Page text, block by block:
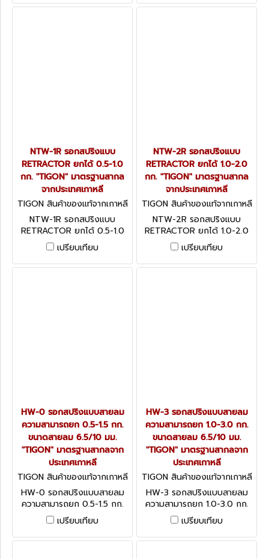
NTW-1R รอกสปริงแบบ
RETRACTOR ยกได้ 0.5-1.0
กก. "TIGON" มาตรฐานสากล
จากประเทศเกาหลี
TIGON สินค้าของแท้จากเกาหลี
NTW-1R
NTW-1R รอกสปริงแบบ
RETRACTOR ยกได้ 0.5-1.0
กก. "TIGON" มาตรฐานสากล
จากประเทศเกาหลี
เปรียบเทียบ
NTW-2R รอกสปริงแบบ
RETRACTOR ยกได้ 1.0-2.0
กก. "TIGON" มาตรฐานสากล
จากประเทศเกาหลี
TIGON สินค้าของแท้จากเกาหลี
NTW-2R
NTW-2R รอกสปริงแบบ
RETRACTOR ยกได้ 1.0-2.0
กก. "TIGON" มาตรฐานสากล
จากประเทศเกาหลี
เปรียบเทียบ
HW-0 รอกสปริงแบบสายลม
ความสามารถยก 0.5-1.5 กก.
ขนาดสายลม 6.5/10 มม.
"TIGON" มาตรฐานสากลจาก
ประเทศเกาหลี
TIGON สินค้าของแท้จากเกาหลี
HW-0
HW-0 รอกสปริงแบบสายลม
ความสามารถยก 0.5-1.5 กก.
ขนาดสายลม 6.5/10 มม.
"TIGON" มาตรฐานสากลจาก
ประเทศเกาหลี
เปรียบเทียบ
HW-3 รอกสปริงแบบสายลม
ความสามารถยก 1.0-3.0 กก.
ขนาดสายลม 6.5/10 มม.
"TIGON" มาตรฐานสากลจาก
ประเทศเกาหลี
TIGON สินค้าของแท้จากเกาหลี
HW-3
HW-3 รอกสปริงแบบสายลม
ความสามารถยก 1.0-3.0 กก.
ขนาดสายลม 6.5/10 มม.
"TIGON" มาตรฐานสากลจาก
ประเทศเกาหลี
เปรียบเทียบ